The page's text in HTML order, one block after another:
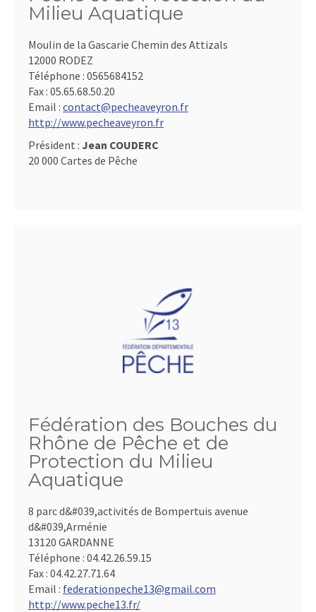
Milieu Aquatique
Moulin de la Gascarie Chemin des Attizals
12000 RODEZ
Téléphone : 0565684152
Fax : 05.65.68.50.20
Email : contact@pecheaveyron.fr
http://www.pecheaveyron.fr
Président : Jean COUDERC
20 000 Cartes de Pêche
Fédération des Bouches du
Rhône de Pêche et de
Protection du Milieu
Aquatique
8 parc d&#039,activités de Bompertuis avenue
d&#039,Arménie
13120 GARDANNE
Téléphone : 04.42.26.59.15
Fax : 04.42.27.71.64
Email : federationpeche13@gmail.com
http://www.peche13.fr/